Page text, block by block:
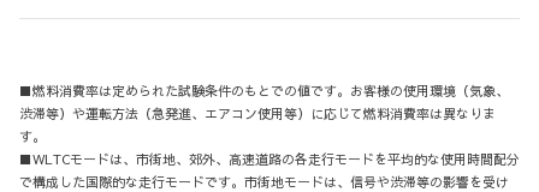
■燃料消費率は定められた試験条件のもとでの値です。お客様の使用環境（気象、
渋滞等）や運転方法（急発進、エアコン使用等）に応じて燃料消費率は異なりま
す。
■WLTCモードは、市街地、郊外、高速道路の各走行モードを平均的な使用時間配分
で構成した国際的な走行モードです。市街地モードは、信号や渋滞等の影響を受け